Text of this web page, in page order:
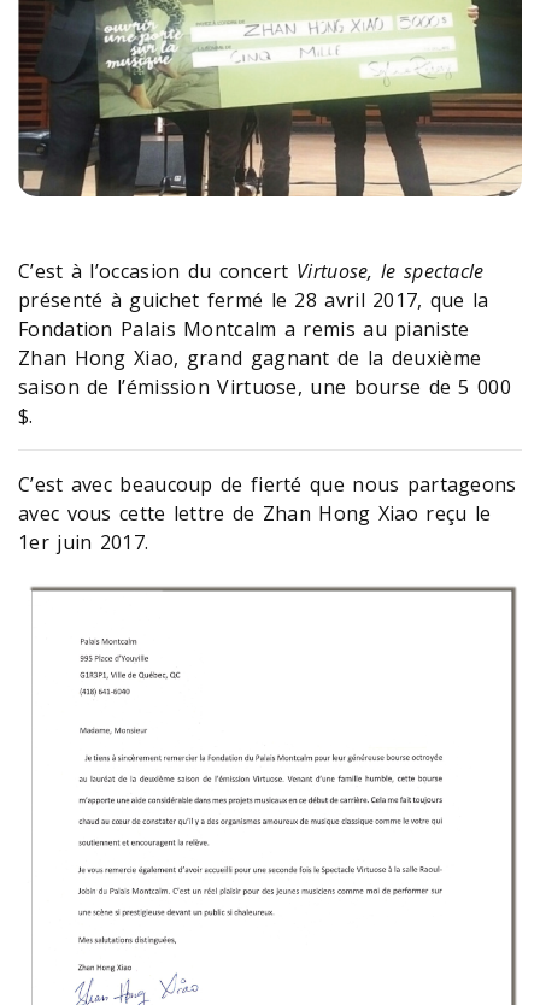
C’est à l’occasion du concert Virtuose, le spectacle
présenté à guichet fermé le 28 avril 2017, que la
Fondation Palais Montcalm a remis au pianiste
Zhan Hong Xiao, grand gagnant de la deuxième
saison de l’émission Virtuose, une bourse de 5 000
$.
C’est avec beaucoup de fierté que nous partageons
avec vous cette lettre de Zhan Hong Xiao reçu le
1er juin 2017.